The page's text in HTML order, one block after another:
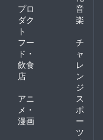
プロ
ダク
ト
音
楽
フー
ド・
飲食
店
チ
ャ
レ
ン
ジ
アニ
メ・
漫画
ス
ポ
ー
ツ